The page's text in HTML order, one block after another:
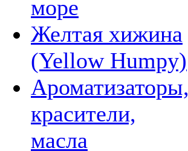
море
Желтая хижина
(Yellow Humpy)
Ароматизаторы,
красители,
масла